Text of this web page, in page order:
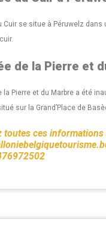
Cuir se situe à Péruwelz
de la Pierre et
la Pierre et du Marbre a été
sur la Grand’Place de
toutes ces